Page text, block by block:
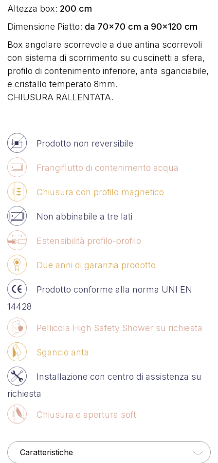
Altezza box: 200 cm
Dimensione Piatto: da 70x70 cm a 90x120 cm
Box angolare scorrevole a due antina scorrevoli
con sistema di scorrimento su cuscinetti a sfera,
profilo di contenimento inferiore, anta sganciabile,
e cristallo temperato 8mm.
CHIUSURA RALLENTATA.
Prodotto non reversibile
Frangiflutto di contenimento acqua
Chiusura con profilo magnetico
Non abbinabile a tre lati
Estensibilità profilo-profilo
Due anni di garanzia prodotto
Prodotto conforme alla norma UNI EN
14428
Pellicola High Safety Shower su richiesta
Sgancio anta
Installazione con centro di assistenza su
richiesta
Chiusura e apertura soft
Caratteristiche